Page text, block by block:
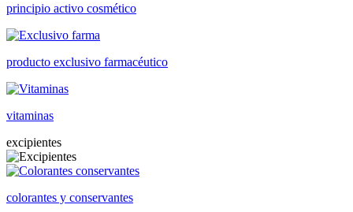
principio activo cosmético
producto exclusivo farmacéutico
vitaminas
excipientes
colorantes y conservantes